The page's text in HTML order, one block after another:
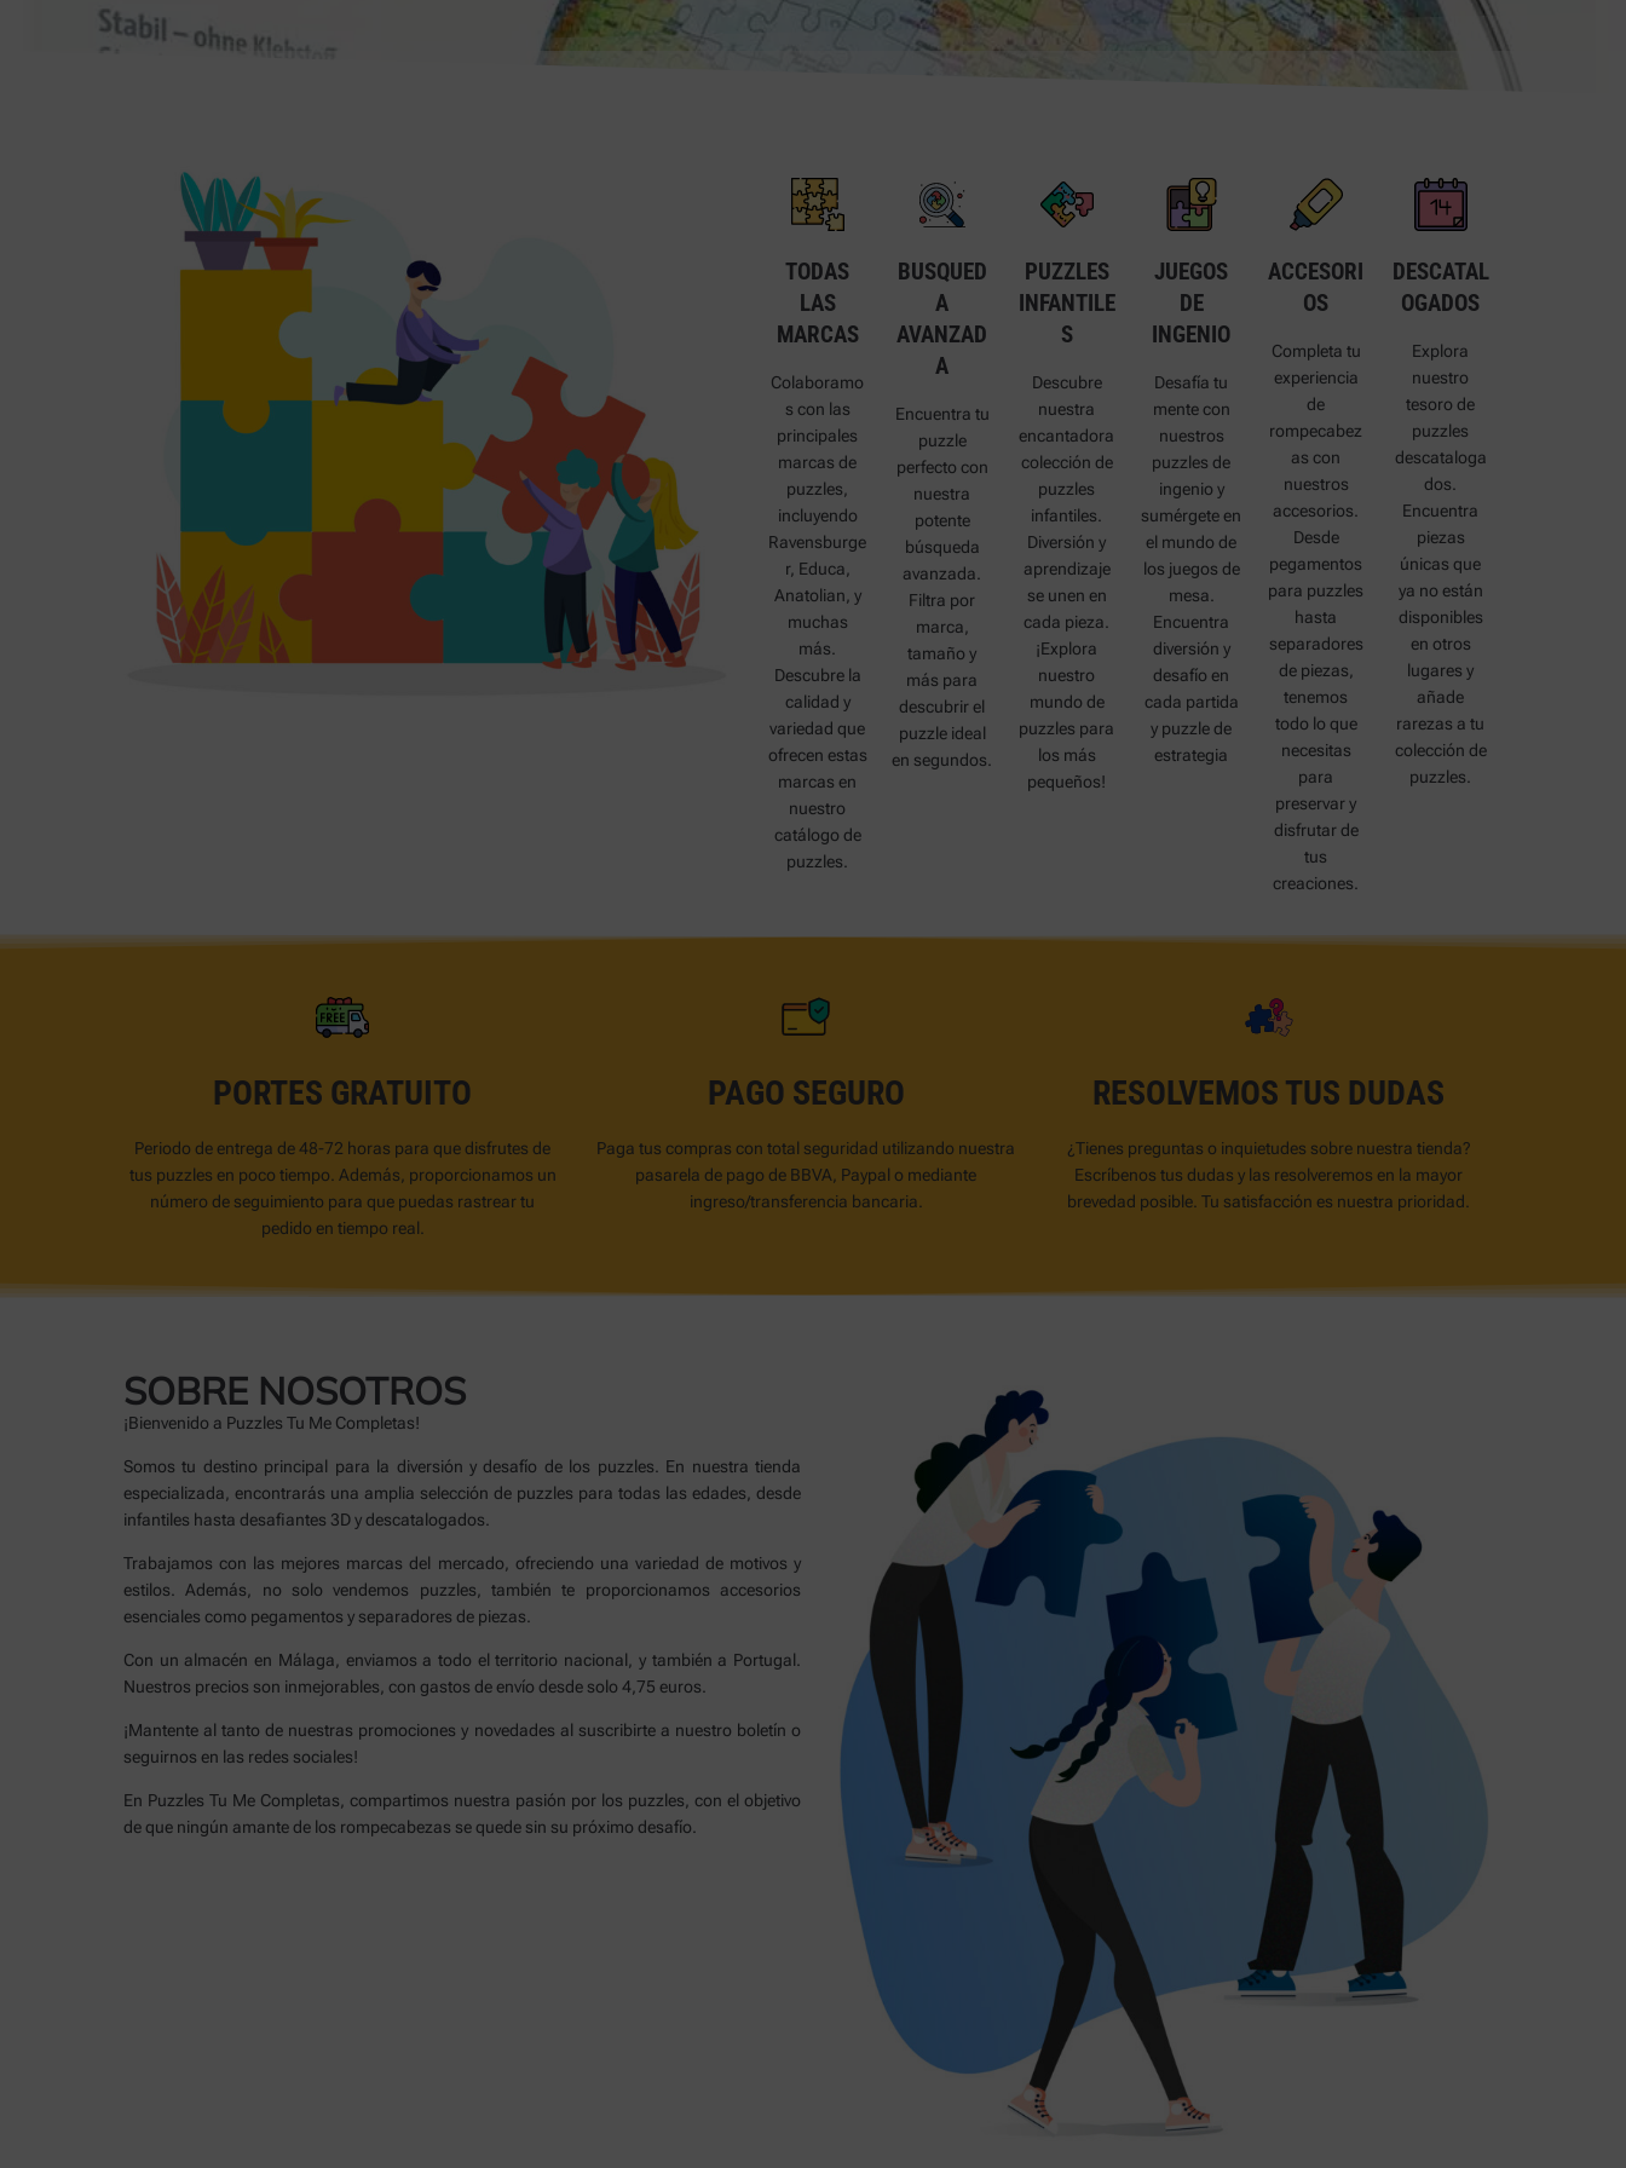
TODAS
LAS
MARCAS
Colaboramo
s con las
principales
marcas de
puzzles,
incluyendo
Ravensburge
r, Educa,
Anatolian, y
muchas
más.
Descubre la
calidad y
variedad que
ofrecen estas
marcas en
nuestro
catálogo de
puzzles.
BUSQUED
A
AVANZAD
A
Encuentra tu
puzzle
perfecto con
nuestra
potente
búsqueda
avanzada.
Filtra por
marca,
tamaño y
más para
descubrir el
puzzle ideal
en segundos.
PUZZLES
INFANTILE
S
Descubre
nuestra
encantadora
colección de
puzzles
infantiles.
Diversión y
aprendizaje
se unen en
cada pieza.
¡Explora
nuestro
mundo de
puzzles para
los más
pequeños!
JUEGOS
DE
INGENIO
Desafía tu
mente con
nuestros
puzzles de
ingenio y
sumérgete en
el mundo de
los juegos de
mesa.
Encuentra
diversión y
desafío en
cada partida
y puzzle de
estrategia
ACCESORI
OS
Completa tu
experiencia
de
rompecabez
as con
nuestros
accesorios.
Desde
pegamentos
para puzzles
hasta
separadores
de piezas,
tenemos
todo lo que
necesitas
para
preservar y
disfrutar de
tus
creaciones.
DESCATAL
OGADOS
Explora
nuestro
tesoro de
puzzles
descataloga
dos.
Encuentra
piezas
únicas que
ya no están
disponibles
en otros
lugares y
añade
rarezas a tu
colección de
puzzles.
PORTES GRATUITO
Periodo de entrega de 48-72 horas para que disfrutes de
tus puzzles en poco tiempo. Además, proporcionamos un
número de seguimiento para que puedas rastrear tu
pedido en tiempo real.
PAGO SEGURO
Paga tus compras con total seguridad utilizando nuestra
pasarela de pago de BBVA, Paypal o mediante
ingreso/transferencia bancaria.
RESOLVEMOS TUS DUDAS
¿Tienes preguntas o inquietudes sobre nuestra tienda?
Escríbenos tus dudas y las resolveremos en la mayor
brevedad posible. Tu satisfacción es nuestra prioridad.
SOBRE NOSOTROS
¡Bienvenido a Puzzles Tu Me Completas!
Somos tu destino principal para la diversión y desafío de los puzzles. En nuestra tienda
especializada, encontrarás una amplia selección de puzzles para todas las edades, desde
infantiles hasta desafiantes 3D y descatalogados.
Trabajamos con las mejores marcas del mercado, ofreciendo una variedad de motivos y
estilos. Además, no solo vendemos puzzles, también te proporcionamos accesorios
esenciales como pegamentos y separadores de piezas.
Con un almacén en Málaga, enviamos a todo el territorio nacional, y también a Portugal.
Nuestros precios son inmejorables, con gastos de envío desde solo 4,75 euros.
¡Mantente al tanto de nuestras promociones y novedades al suscribirte a nuestro boletín o
seguirnos en las redes sociales!
En Puzzles Tu Me Completas, compartimos nuestra pasión por los puzzles, con el objetivo
de que ningún amante de los rompecabezas se quede sin su próximo desafío.